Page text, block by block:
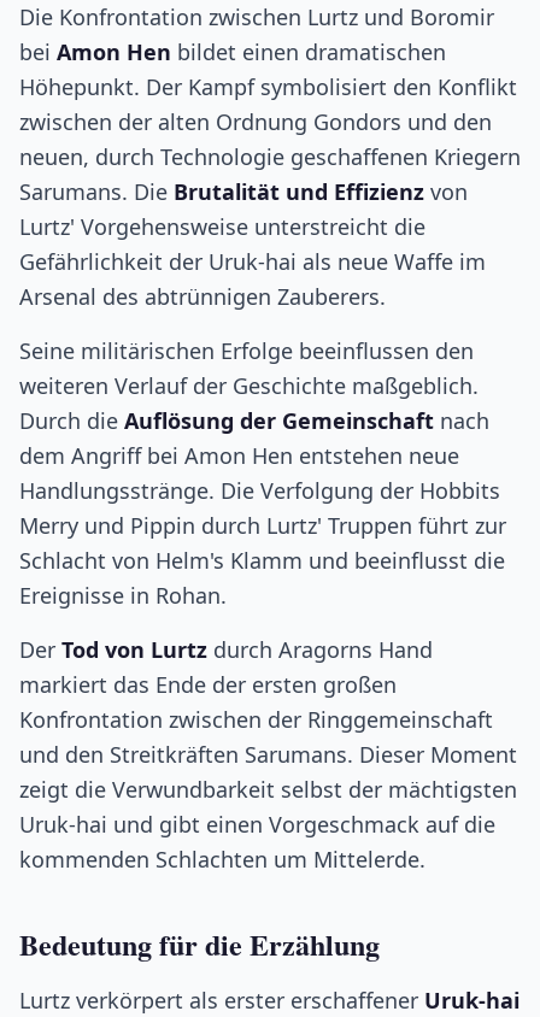
Die Konfrontation zwischen Lurtz und Boromir
bei Amon Hen bildet einen dramatischen
Höhepunkt. Der Kampf symbolisiert den Konflikt
zwischen der alten Ordnung Gondors und den
neuen, durch Technologie geschaffenen Kriegern
Sarumans. Die Brutalität und Effizienz von
Lurtz' Vorgehensweise unterstreicht die
Gefährlichkeit der Uruk-hai als neue Waffe im
Arsenal des abtrünnigen Zauberers.
Seine militärischen Erfolge beeinflussen den
weiteren Verlauf der Geschichte maßgeblich.
Durch die Auflösung der Gemeinschaft nach
dem Angriff bei Amon Hen entstehen neue
Handlungsstränge. Die Verfolgung der Hobbits
Merry und Pippin durch Lurtz' Truppen führt zur
Schlacht von Helm's Klamm und beeinflusst die
Ereignisse in Rohan.
Der Tod von Lurtz durch Aragorns Hand
markiert das Ende der ersten großen
Konfrontation zwischen der Ringgemeinschaft
und den Streitkräften Sarumans. Dieser Moment
zeigt die Verwundbarkeit selbst der mächtigsten
Uruk-hai und gibt einen Vorgeschmack auf die
kommenden Schlachten um Mittelerde.
Bedeutung für die Erzählung
Lurtz verkörpert als erster erschaffener Uruk-hai